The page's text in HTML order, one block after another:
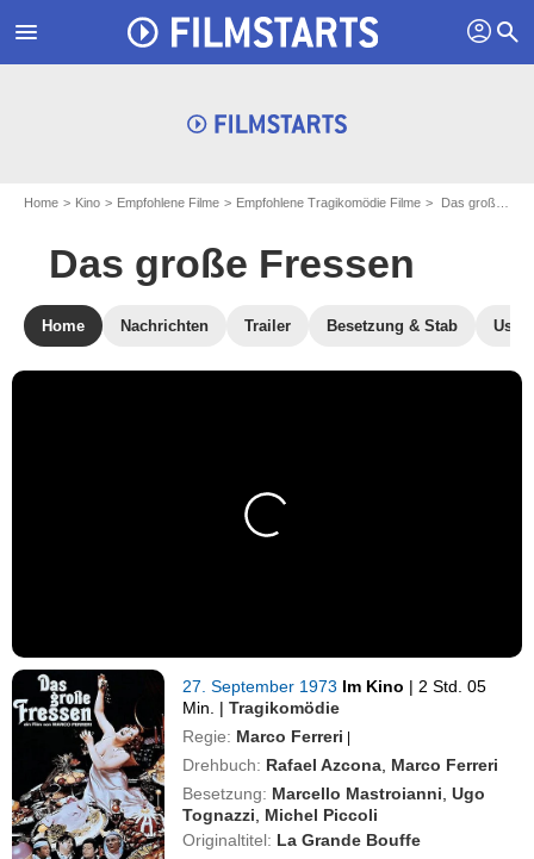
menu profil search
Home Kino Empfohlene Filme Empfohlene Tragikomödie Filme Das große Fressen
Das große Fressen
Home Nachrichten Trailer Besetzung & Stab
27. September 1973 Im Kino | 2 Std. 05
Min. | Tragikomödie
Regie: Marco Ferreri |
Drehbuch: Rafael Azcona Marco Ferreri
Besetzung: Marcello Mastroianni ,Ugo
Tognazzi
Michel Piccoli
Originaltitel: La Grande Bouffe